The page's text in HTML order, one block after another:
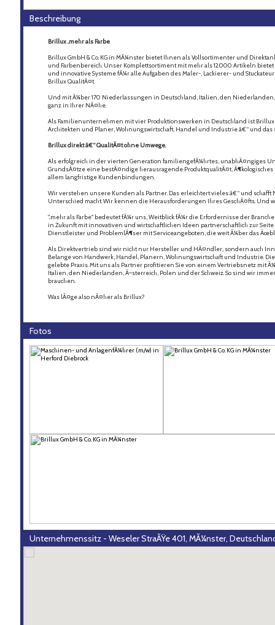
Beschreibung
Brillux ..mehr als Farbe
Brillux GmbH & Co. KG in MÃ¼nster bietet Ihnen als Vollsortimenter und
und Farbenbereich. Unser Komplettsortiment mit mehr als 12.000 Artikeln
und innovative Systeme fÃ¼r alle Aufgaben des Maler-, Lackierer- und
Brillux QualitÃ¤t.
Und mit Ã¼ber 170 Niederlassungen in Deutschland, Italien, den Niederlanden,
ganz in Ihrer NÃ¤he.
Als Familienunternehmen mit vier Produktionswerken in Deutschland ist
Architekten und Planer, Wohnungswirtschaft, Handel und Industrie â€“ und das
Brillux direkt â€“ QualitÃ¤t ohne Umwege.
Als erfolgreich in der vierten Generation familiengefÃ¼hrtes, unabhÃ¤ngiges
GrundsÃ¤tze eine bestÃ¤ndige herausragende ProduktqualitÃ¤t,
allem langfristige Kundenbindungen.
Wir verstehen unsere Kunden als Partner. Das erleichtert vieles â€“ und schafft
Unterschied macht. Wir kennen die Herausforderungen Ihres GeschÃ¤fts. Und
"..mehr als Farbe" bedeutet fÃ¼r uns, Weitblick fÃ¼r die Erfordernisse der
in Zukunft mit innovativen und wirtschaftlichen Ideen partnerschaftlich zur
Dienstleister und ProblemlÃ¶ser mit Serviceangeboten, die weit Ã¼ber das
Als Direktvertrieb sind wir nicht nur Hersteller und HÃ¤ndler, sondern auch
Belange von Handwerk, Handel, Planern, Wohnungswirtschaft und Industrie.
gelebte Praxis. Mit uns als Partner profitieren Sie von einem Vertriebsnetz mit
Italien, den Niederlanden, Ã–sterreich, Polen und der Schweiz. So sind wir
brauchen.
Was lÃ¤ge also nÃ¤her als Brillux?
Fotos
Unternehmenssitz - Weseler StraÃŸe 401, MÃ¼nster,